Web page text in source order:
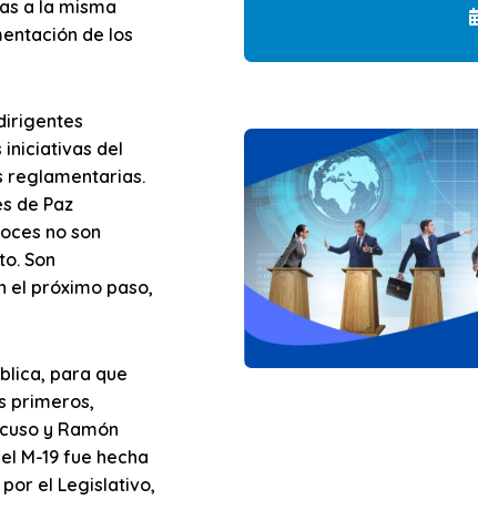
a la misma
de los
iniciativas del
reglamentarias.
de Paz
no son
Son
el próximo paso,
para que
primeros,
y Ramón
M-19 fue hecha
el Legislativo,